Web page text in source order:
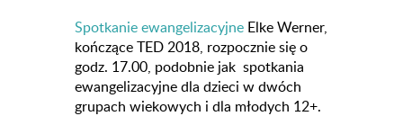
Spotkanie ewangelizacyjne Elke Werner,
kończące TED 2018, rozpocznie się o
godz. 17.00, podobnie jak spotkania
ewangelizacyjne dla dzieci w dwóch
grupach wiekowych i dla młodych 12+.